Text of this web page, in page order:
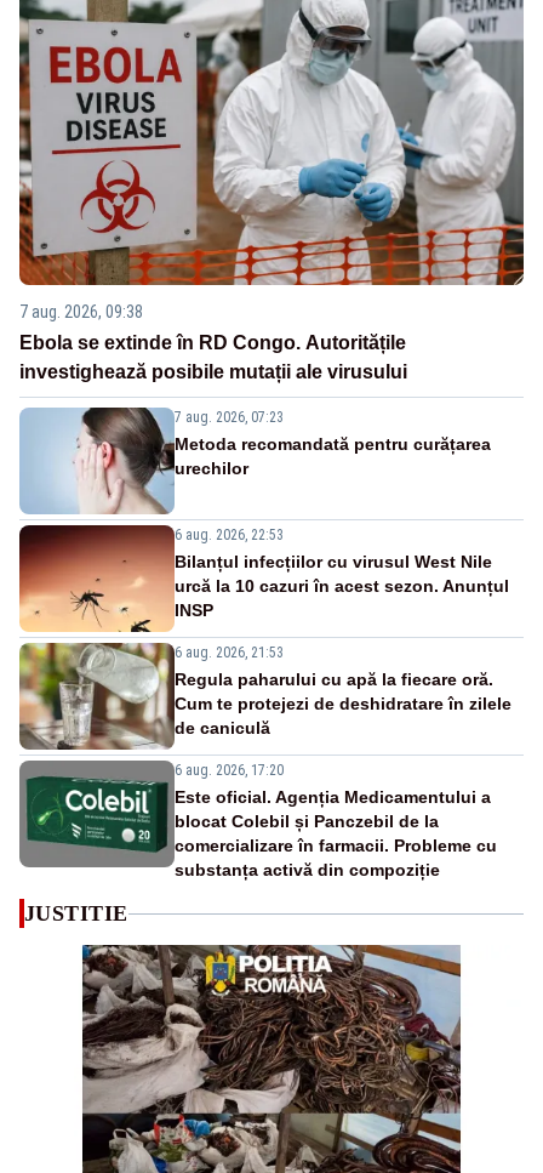
7 aug. 2026, 09:38
Ebola se extinde în RD Congo. Autoritățile
investighează posibile mutații ale virusului
7 aug. 2026, 07:23
Metoda recomandată pentru curățarea
urechilor
6 aug. 2026, 22:53
Bilanțul infecțiilor cu virusul West Nile
urcă la 10 cazuri în acest sezon. Anunțul
INSP
6 aug. 2026, 21:53
Regula paharului cu apă la fiecare oră.
Cum te protejezi de deshidratare în zilele
de caniculă
6 aug. 2026, 17:20
Este oficial. Agenția Medicamentului a
blocat Colebil și Panczebil de la
comercializare în farmacii. Probleme cu
substanța activă din compoziție
JUSTITIE